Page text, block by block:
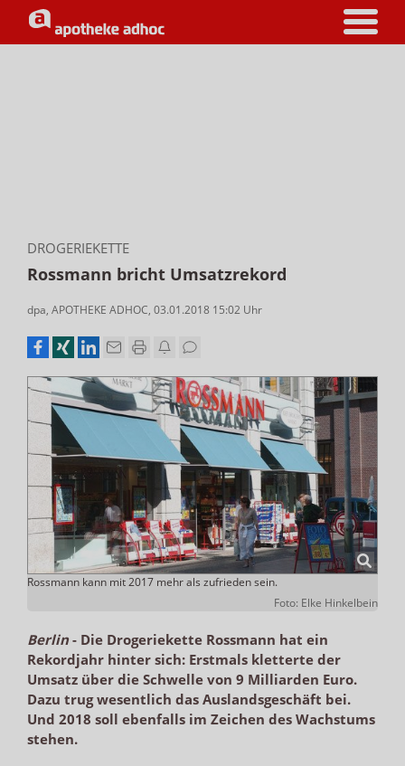
DROGERIEKETTE
Rossmann bricht Umsatzrekord
dpa, APOTHEKE ADHOC, 03.01.2018 15:02 Uhr
Rossmann kann mit 2017 mehr als zufrieden sein.
Foto: Elke Hinkelbein
Berlin- Die Drogeriekette Rossmann hat ein
Rekordjahr hinter sich: Erstmals kletterte der
Umsatz über die Schwelle von 9 Milliarden Euro.
Dazu trug wesentlich das Auslandsgeschäft bei.
Und 2018 soll ebenfalls im Zeichen des Wachstums
stehen.